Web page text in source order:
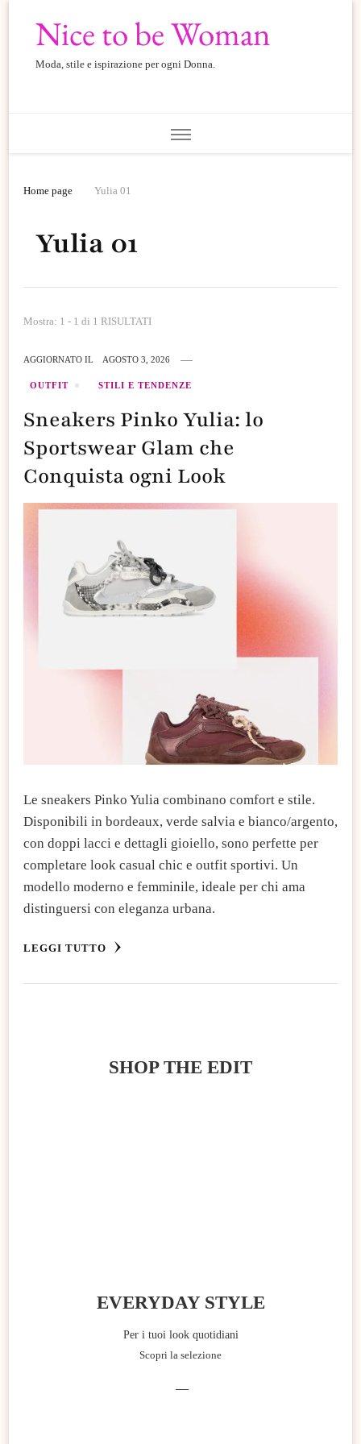
Nice to be Woman
Moda, stile e ispirazione per ogni Donna.
Home page Yulia 01
Yulia 01
Mostra: 1 - 1 di 1 RISULTATI
AGGIORNATO IL AGOSTO 3, 2026
OUTFIT STILI E TENDENZE
Sneakers Pinko Yulia: lo
Sportswear Glam che
Conquista ogni Look
Le sneakers Pinko Yulia combinano comfort e stile.
Disponibili in bordeaux, verde salvia e bianco/argento,
con doppi lacci e dettagli gioiello, sono perfette per
completare look casual chic e outfit sportivi. Un
modello moderno e femminile, ideale per chi ama
distinguersi con eleganza urbana.
LEGGI TUTTO
SHOP THE EDIT
EVERYDAY STYLE
Per i tuoi look quotidiani
Scopri la selezione